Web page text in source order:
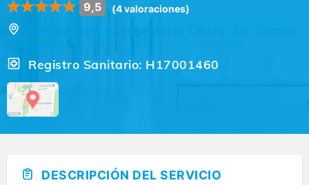
9,5 (4 valoraciones)
Registro Sanitario: H17001460
DESCRIPCIÓN DEL SERVICIO